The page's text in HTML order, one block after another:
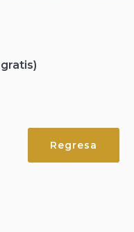
Regresa